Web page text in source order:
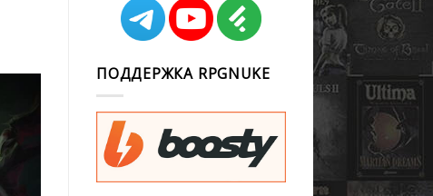
ПОДДЕРЖКА RPGNUKE